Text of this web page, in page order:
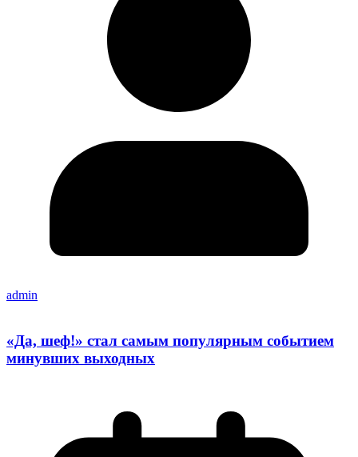
admin
«Да, шеф!» стал самым популярным событием
минувших выходных